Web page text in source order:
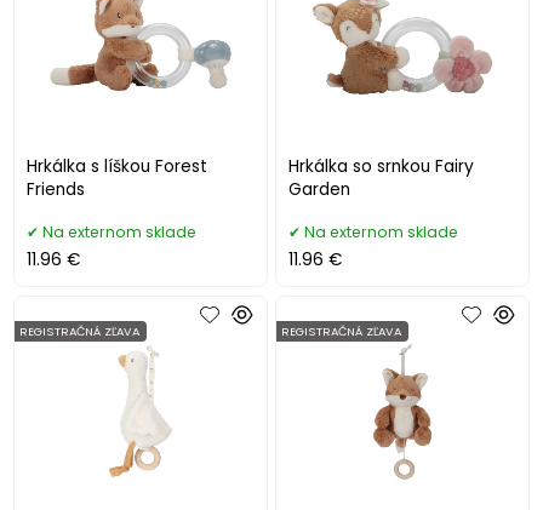
Hrkálka s líškou Forest
Friends
Na externom sklade
11.96 €
Hrkálka so srnkou Fairy
Garden
Na externom sklade
11.96 €
REGISTRAČNÁ ZĽAVA REGISTRAČNÁ ZĽAVA